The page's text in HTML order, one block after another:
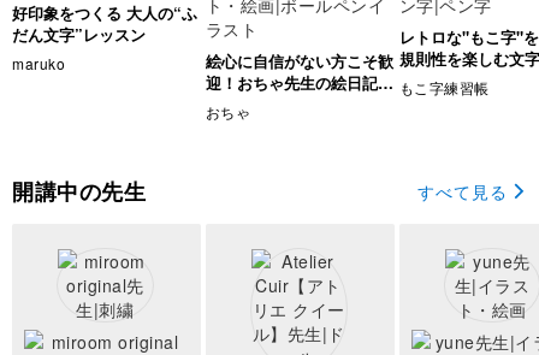
好印象をつくる 大人の“ふ
だん文字”レッスン
maruko
絵心に自信がない方こそ歓
迎！おちゃ先生の絵日記講
座
おちゃ
レトロな"もこ字"
規則性を楽しむ文
座
もこ字練習帳
開講中の先生 すべて見る